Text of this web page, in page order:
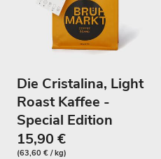
Die Cristalina, Light
Roast Kaffee -
Special Edition
15,90 €
(63,60 € / kg)